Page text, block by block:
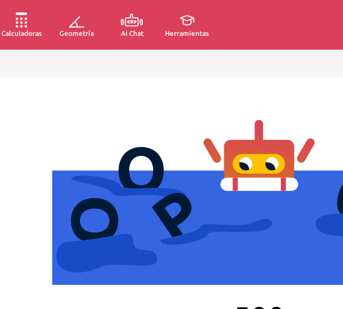
Calculadoras Geometría AI Chat Herramientas